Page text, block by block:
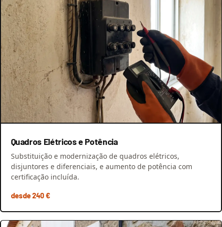
Quadros Elétricos e Potência
Substituição e modernização de quadros elétricos,
disjuntores e diferenciais, e aumento de potência com
certificação incluída.
desde 240 €